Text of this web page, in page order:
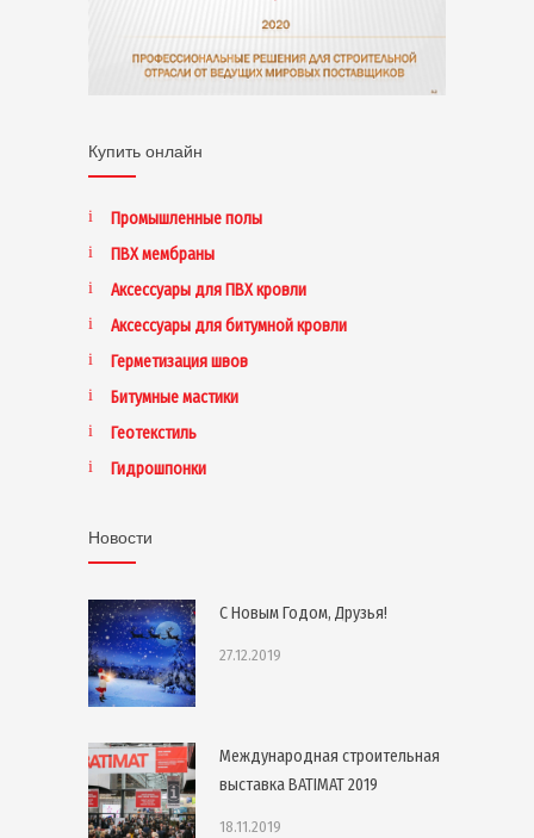
Купить онлайн
Промышленные полы
ПВХ мембраны
Аксессуары для ПВХ кровли
Аксессуары для битумной кровли
Герметизация швов
Битумные мастики
Геотекстиль
Гидрошпонки
Новости
С Новым Годом, Друзья!
27.12.2019
Международная строительная
выставка BATIMAT 2019
18.11.2019